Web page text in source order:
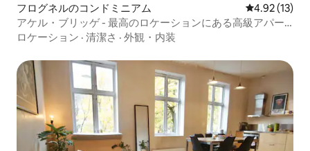
フログネルのコンドミニアム レビュー13
4.92 (13)
アケル・ブリッゲ - 最高のロケーションにある高級アパー
ト
ロケーション · 清潔さ · 外観・内装